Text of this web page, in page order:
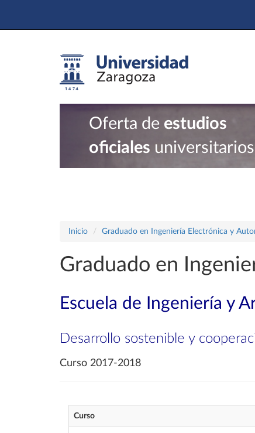
Oferta de estudios
oficiales universitarios
Inicio Graduado en Ingeniería Electrónica y
Graduado en
Escuela de Ingeniería y
Desarrollo sostenible y
Curso 2017-2018
Curso